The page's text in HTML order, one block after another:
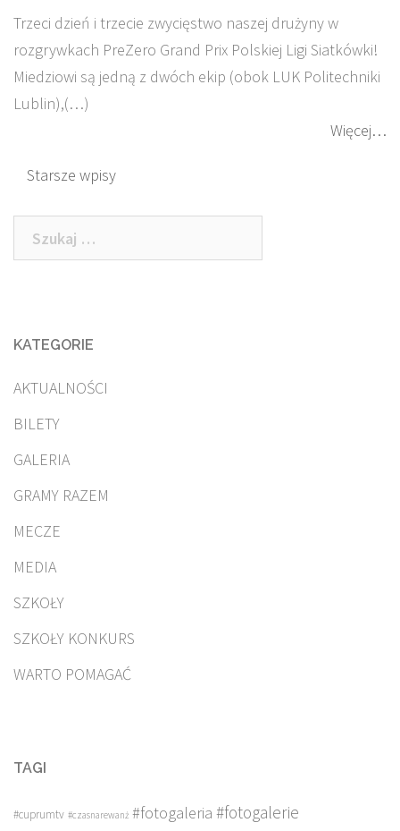
Trzeci dzień i trzecie zwycięstwo naszej drużyny w
rozgrywkach PreZero Grand Prix Polskiej Ligi Siatkówki!
Miedziowi są jedną z dwóch ekip (obok LUK Politechniki
Lublin),(…)
Więcej…
Nawigacja
po
wpisach
Starsze wpisy
Szukaj:
KATEGORIE
AKTUALNOŚCI
BILETY
GALERIA
GRAMY RAZEM
MECZE
MEDIA
SZKOŁY
SZKOŁY KONKURS
WARTO POMAGAĆ
TAGI
#cuprumtv #czasnarewanż #fotogaleria #fotogalerie